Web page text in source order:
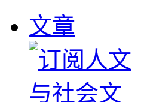
文章